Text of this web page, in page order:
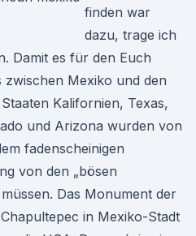
finden war
dazu, trage ich
Damit es für den Euch
Mexiko und den
Kalifornien, Texas,
und Arizona wurden von
fadenscheinigen
von den „bösen
Das Monument der
in Mexiko-Stadt